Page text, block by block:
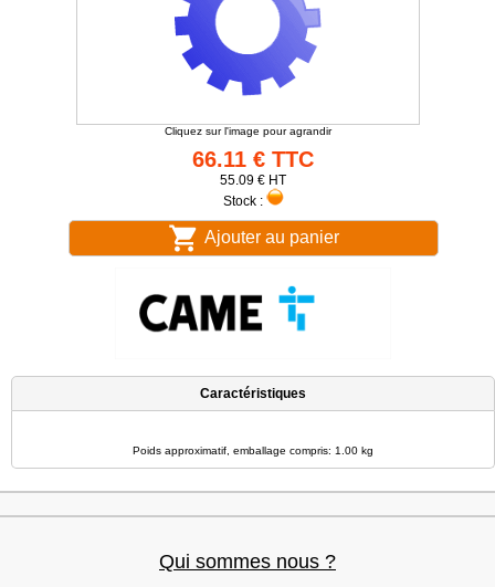
Cliquez sur l'image pour agrandir
66.11 € TTC
55.09 € HT
Stock :
Ajouter au panier
Caractéristiques
Poids approximatif, emballage compris: 1.00 kg
Qui sommes nous ?